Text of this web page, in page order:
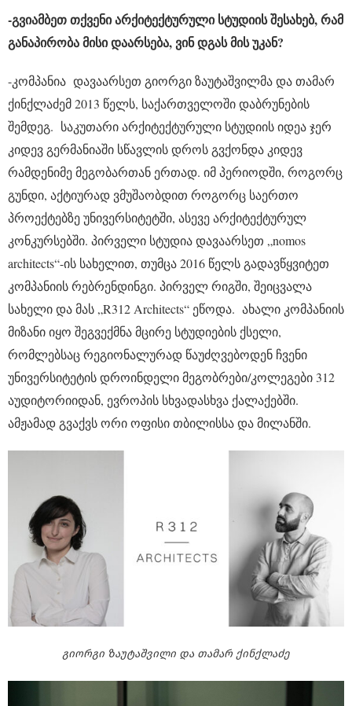
-გვიამბეთ თქვენი არქიტექტურული სტუდიის შესახებ, რამ
განაპირობა მისი დაარსება, ვინ დგას მის უკან?
-კომპანია დავაარსეთ გიორგი ზაუტაშვილმა და თამარ
ქინქლაძემ 2013 წელს, საქართველოში დაბრუნების
შემდეგ. საკუთარი არქიტექტურული სტუდიის იდეა ჯერ
კიდევ გერმანიაში სწავლის დროს გვქონდა კიდევ
რამდენიმე მეგობართან ერთად. იმ პერიოდში, როგორც
გუნდი, აქტიურად ვმუშაობდით როგორც საერთო
პროექტებზე უნივერსიტეტში, ასევე არქიტექტურულ
კონკურსებში. პირველი სტუდია დავაარსეთ „nomos
architects“-ის სახელით, თუმცა 2016 წელს გადავწყვიტეთ
კომპანიის რებრენდინგი. პირველ რიგში, შეიცვალა
სახელი და მას „R312 Architects“ ეწოდა. ახალი კომპანიის
მიზანი იყო შეგვექმნა მცირე სტუდიების ქსელი,
რომლებსაც რეგიონალურად წაუძღვებოდენ ჩვენი
უნივერსიტეტის დროინდელი მეგობრები/კოლეგები 312
აუდიტორიიდან, ევროპის სხვადასხვა ქალაქებში.
ამჟამად გვაქვს ორი ოფისი თბილისსა და მილანში.
გიორგი ზაუტაშვილი და თამარ ქინქლაძე